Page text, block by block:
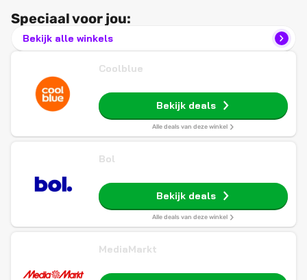
Speciaal voor jou:
Bekijk alle winkels
Coolblue
Bekijk deals
Alle deals van deze winkel
Bol
Bekijk deals
Alle deals van deze winkel
MediaMarkt